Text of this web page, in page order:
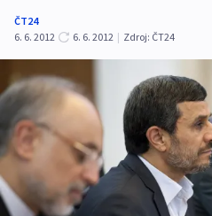
ČT24
6. 6. 2012
6. 6. 2012 | Zdroj: ČT24